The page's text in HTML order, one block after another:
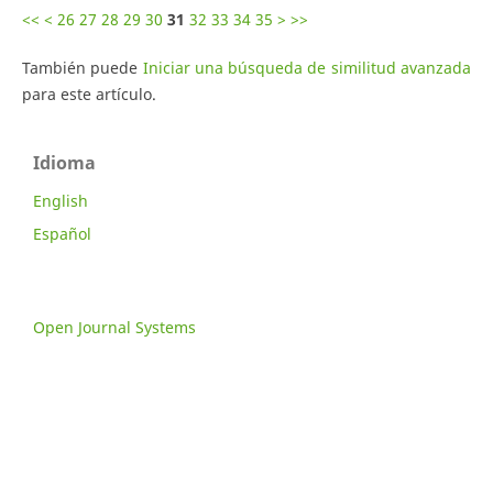
<< < 26 27 28 29 30 31 32 33 34 35 > >>
También puede Iniciar una búsqueda de similitud avanzada
para este artículo.
Idioma
English
Español
Open Journal Systems